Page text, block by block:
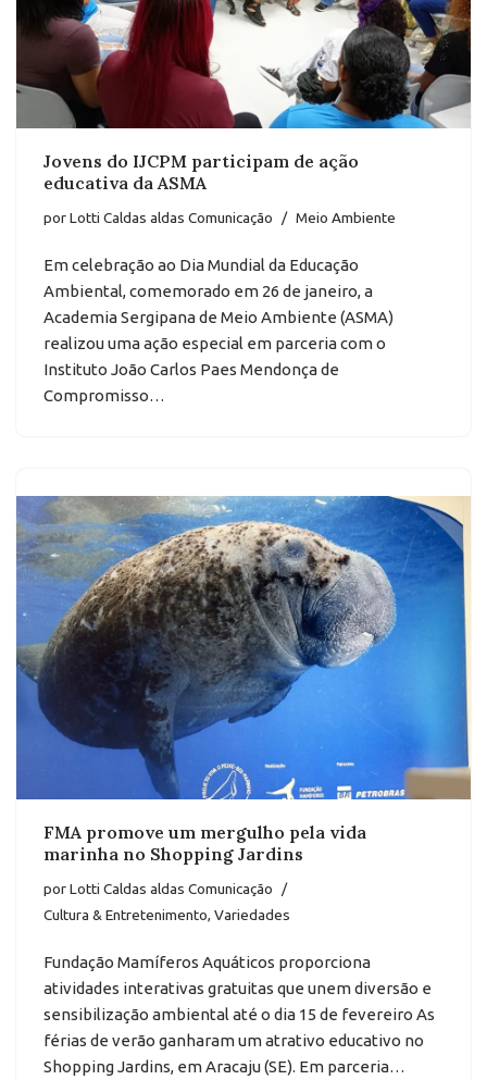
Jovens do IJCPM participam de ação
educativa da ASMA
porLotti Caldas aldas Comunicação Meio Ambiente
Em celebração ao Dia Mundial da Educação
Ambiental, comemorado em 26 de janeiro, a
Academia Sergipana de Meio Ambiente (ASMA)
realizou uma ação especial em parceria com o
Instituto João Carlos Paes Mendonça de
Compromisso…
FMA promove um mergulho pela vida
marinha no Shopping Jardins
porLotti Caldas aldas Comunicação
Cultura & Entretenimento, Variedades
Fundação Mamíferos Aquáticos proporciona
atividades interativas gratuitas que unem diversão e
sensibilização ambiental até o dia 15 de fevereiro As
férias de verão ganharam um atrativo educativo no
Shopping Jardins, em Aracaju (SE). Em parceria…